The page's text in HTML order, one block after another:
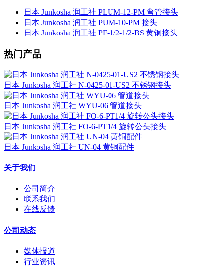
日本 Junkosha 润工社 PLUM-12-PM 弯管接头
日本 Junkosha 润工社 PUM-10-PM 接头
日本 Junkosha 润工社 PF-1/2-1/2-BS 黄铜接头
热门产品
日本 Junkosha 润工社 N-0425-01-US2 不锈钢接头
日本 Junkosha 润工社 WYU-06 管道接头
日本 Junkosha 润工社 FO-6-PT1/4 旋转公头接头
日本 Junkosha 润工社 UN-04 黄铜配件
关于我们
公司简介
联系我们
在线反馈
公司动态
媒体报道
行业资讯